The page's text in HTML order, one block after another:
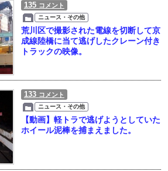
135 コメント
ニュース・その他
荒川区で撮影された電線を切断して京
成線陸橋に当て逃げしたクレーン付き
トラックの映像。
133 コメント
ニュース・その他
【動画】軽トラで逃げようとしていた
ホイール泥棒を捕まえました。